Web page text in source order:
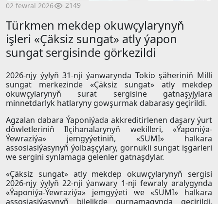
02 fewral 2026 2149
Türkmen mekdep okuwçylarynyň
işleri «Çäksiz sungat» atly ýapon
sungat sergisinde görkezildi
2026-njy ýylyň 31-nji ýanwarynda Tokio şäheriniň Milli
sungat merkezinde «Çäksiz sungat» atly mekdep
okuwçylarynyň surat sergisine gatnaşyjylara
minnetdarlyk hatlaryny gowşurmak dabarasy geçirildi.
Agzalan dabara Ýaponiýada akkreditirlenen daşary ýurt
döwletleriniň Ilçihanalarynyň wekilleri, «Ýaponiýa-
Ýewraziýa» jemgyýetiniň, «SUMI» halkara
assosiasiýasynyň ýolbaşçylary, görnükli sungat işgärleri
we sergini synlamaga gelenler gatnaşdylar.
«Çäksiz sungat» atly mekdep okuwçylarynyň sergisi
2026-njy ýylyň 22-nji ýanwary 1-nji fewraly aralygynda
«Ýaponiýa-Ýewraziýa» jemgyýeti we «SUMI» halkara
assosiasiýasynyň bilelikde gurnamagynda geçirildi.